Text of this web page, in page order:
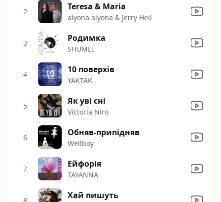
2 Teresa & Maria
alyona alyona & Jerry Heil
3 Родимка
SHUMEI
4 10 поверхів
YAKTAK
5 Як уві сні
Victoria Niro
6 Обняв-припідняв
Wellboy
7 Ейфорія
TAYANNA
8 Хай пишуть